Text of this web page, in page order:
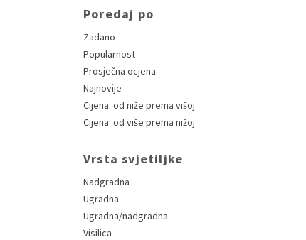
Poredaj po
Zadano
Popularnost
Prosječna ocjena
Najnovije
Cijena: od niže prema višoj
Cijena: od više prema nižoj
Vrsta svjetiljke
Nadgradna
Ugradna
Ugradna/nadgradna
Visilica